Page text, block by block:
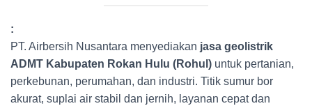
:
PT. Airbersih Nusantara menyediakan jasa geolistrik
ADMT Kabupaten Rokan Hulu (Rohul) untuk pertanian,
perkebunan, perumahan, dan industri. Titik sumur bor
akurat, suplai air stabil dan jernih, layanan cepat dan